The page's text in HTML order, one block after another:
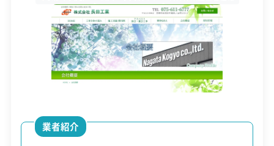
する物理的制約
道路の広さは見積もりに直結します。エリアご
との車両進入可否と駐車事情、処分場へのアク
設立日 1979年
資本金 200万円
電話番号 075-643-7796
営業日
業者紹介